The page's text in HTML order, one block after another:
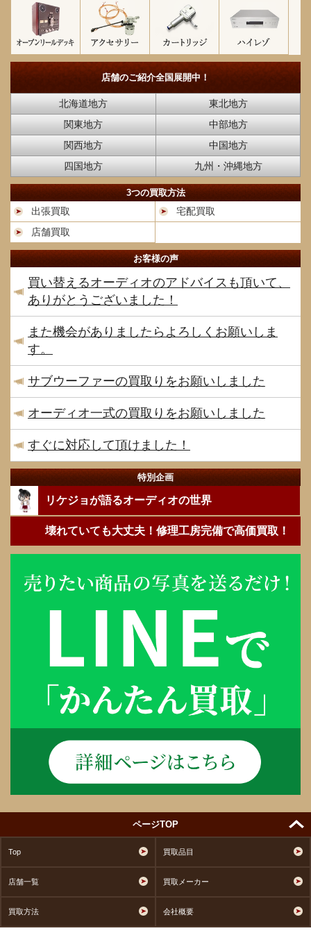
店舗のご紹介全国展開中！
北海道地方
東北地方
関東地方
中部地方
関西地方
中国地方
四国地方
九州・沖縄地方
3つの買取方法
出張買取
宅配買取
店舗買取
お客様の声
買い替えるオーディオのアドバイスも頂いて、
ありがとうございました！
また機会がありましたらよろしくお願いしま
す。
サブウーファーの買取りをお願いしました
オーディオ一式の買取りをお願いしました
すぐに対応して頂けました！
特別企画
リケジョが語るオーディオの世界
壊れていても大丈夫！修理工房完備で高価買取！
ページTOP
Top 買取品目
店舗一覧 買取メーカー
買取方法 会社概要